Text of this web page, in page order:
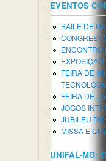
EVENTOS
BAILE DE
ENCONTRO
FEIRA DE
FEIRA DE
JOGOS
JUBILEU DE
MISSA E
UNIFAL-MG: